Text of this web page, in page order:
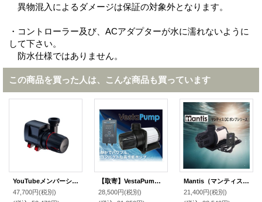
異物混入によるダメージは保証の対象外となります。
・コントローラー及び、ACアダプターが水に濡れないように
して下さい。
防水仕様ではありません。
この商品を買った人は、こんな商品も買っています
YouTubeメンバーシップ限定RedSea ReefRun 7000DC ポンプ 要コントローラー
47,700円(税別)
【取寄】VestaPump B060 6000L/h
28,500円(税別)
Mantis（マンティス）DCポンプ MTP020（最大流量2000L/h）
21,400円(税別)